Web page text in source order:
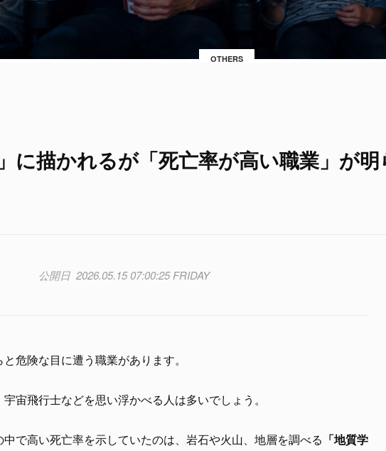
OTHERS
に描かれるが「死亡率が高い職業」が明
2026.05.15 07:00:25 FRIDAY
危険な目に遭う職業があります。
宙飛行士などを思い浮かべる人は多いでしょう。
中で高い死亡率を示していたのは、岩石や火山、地層を調べる 「地質学